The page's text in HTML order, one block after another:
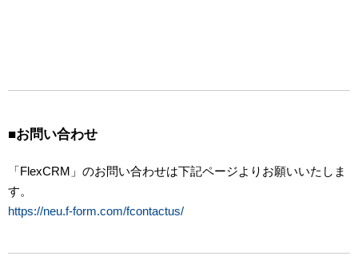
■お問い合わせ
「FlexCRM」のお問い合わせは下記ページよりお願いいたしま
す。
https://neu.f-form.com/fcontactus/